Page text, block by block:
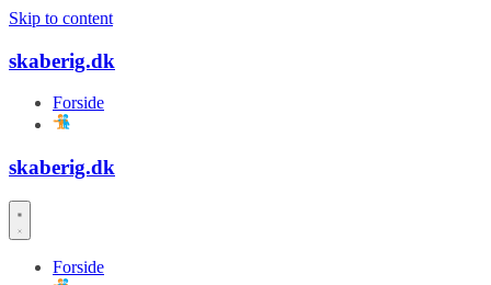
Skip to content
skaberig.dk
Forside
skaberig.dk
Forside